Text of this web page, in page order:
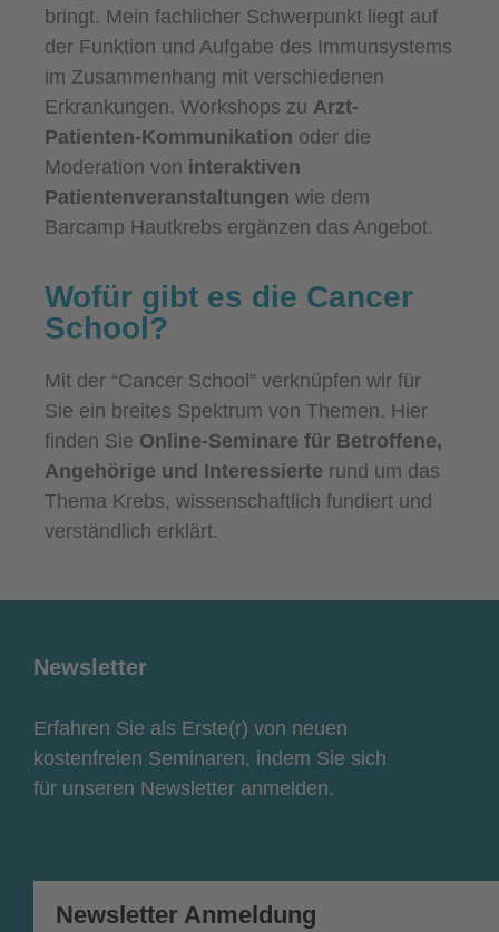
bringt. Mein fachlicher Schwerpunkt liegt auf
der Funktion und Aufgabe des Immunsystems
im Zusammenhang mit verschiedenen
Erkrankungen. Workshops zu Arzt-
Patienten-Kommunikation oder die
Moderation von interaktiven
Patientenveranstaltungen wie dem
Barcamp Hautkrebs ergänzen das Angebot.
Wofür gibt es die Cancer
School?
Mit der “Cancer School” verknüpfen wir für
Sie ein breites Spektrum von Themen. Hier
finden Sie Online-Seminare für Betroffene,
Angehörige und Interessierte rund um das
Thema Krebs, wissenschaftlich fundiert und
verständlich erklärt.
Newsletter
Erfahren Sie als Erste(r) von neuen
kostenfreien Seminaren, indem Sie sich
für unseren Newsletter anmelden.
Newsletter Anmeldung